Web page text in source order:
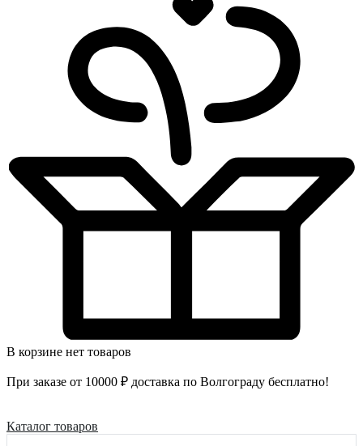
В корзине нет товаров
При заказе от 10000 ₽ доставка по Волгограду бесплатно!
Каталог товаров